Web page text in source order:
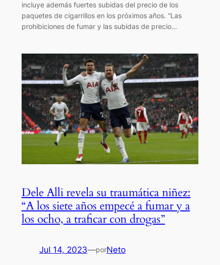
incluye además fuertes subidas del precio de los
paquetes de cigarrillos en los próximos años. “Las
prohibiciones de fumar y las subidas de precio…
Dele Alli revela su traumática niñez:
“A los siete años empecé a fumar y a
los ocho, a traficar con drogas”
Jul 14, 2023—porNeto